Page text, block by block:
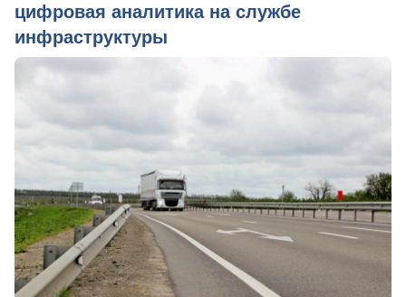
цифровая аналитика на службе
инфраструктуры